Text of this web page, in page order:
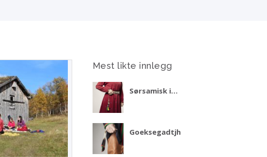
Mest likte innlegg
Sørsamisk i
Goeksegadtjh